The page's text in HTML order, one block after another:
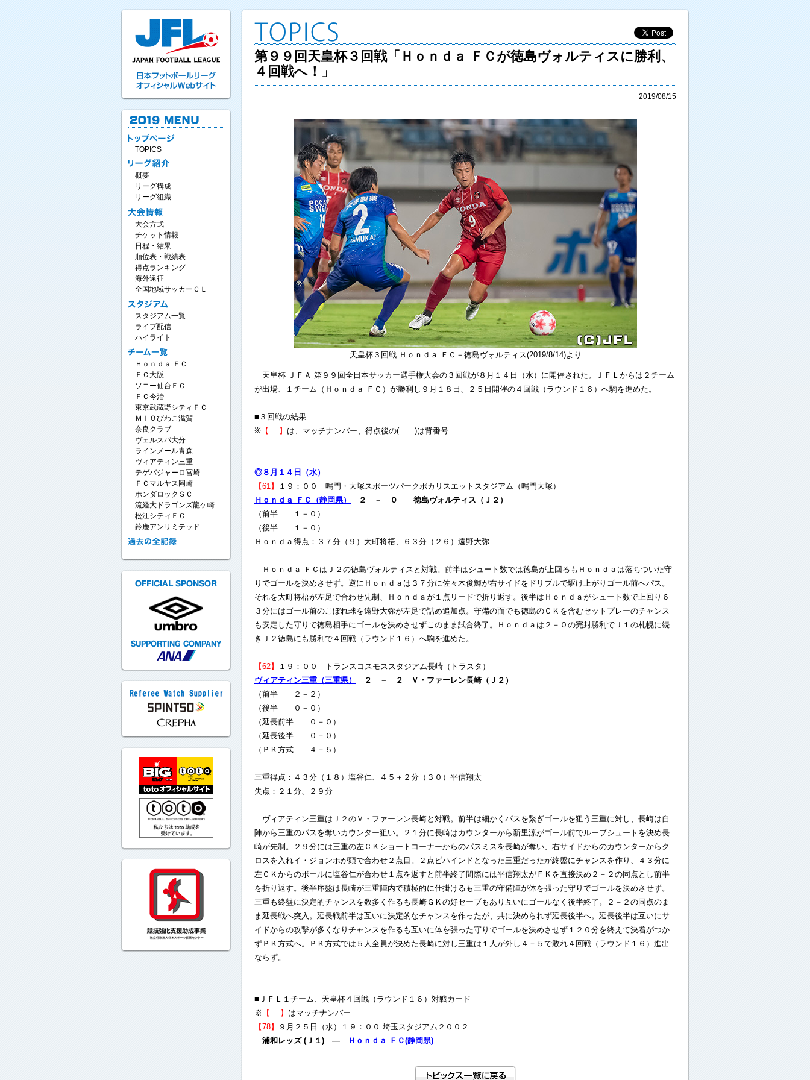
第９９回天皇杯３回戦「Ｈｏｎｄａ ＦＣが徳島ヴォルティスに勝利、
４回戦へ！」
2019/08/15
天皇杯３回戦 Ｈｏｎｄａ ＦＣ－徳島ヴォルティス(2019/8/14)より
天皇杯 ＪＦＡ 第９９回全日本サッカー選手権大会の３回戦が８月１４日（水）に開催された。ＪＦＬからは２チーム
が出場、１チーム（Ｈｏｎｄａ ＦＣ）が勝利し９月１８日、２５日開催の４回戦（ラウンド１６）へ駒を進めた。
■３回戦の結果
※ 【 】 は、マッチナンバー、得点後の( )は背番号
◎８月１４日（水）
【61】
１９：００ 鳴門・大塚スポーツパークポカリスエットスタジアム（鳴門大塚）
Ｈｏｎｄａ ＦＣ（静岡県）
２ － ０ 徳島ヴォルティス（Ｊ２）
（前半 １－０）
（後半 １－０）
Ｈｏｎｄａ得点：３７分（９）大町将梧、６３分（２６）遠野大弥
Ｈｏｎｄａ ＦＣはＪ２の徳島ヴォルティスと対戦。前半はシュート数では徳島が上回るもＨｏｎｄａは落ちついた守
りでゴールを決めさせず。逆にＨｏｎｄａは３７分に佐々木俊輝が右サイドをドリブルで駆け上がりゴール前へパス。
それを大町将梧が左足で合わせ先制、Ｈｏｎｄａが１点リードで折り返す。後半はＨｏｎｄａがシュート数で上回り６
３分にはゴール前のこぼれ球を遠野大弥が左足で詰め追加点。守備の面でも徳島のＣＫを含むセットプレーのチャンス
も安定した守りで徳島相手にゴールを決めさせずこのまま試合終了。Ｈｏｎｄａは２－０の完封勝利でＪ１の札幌に続
きＪ２徳島にも勝利で４回戦（ラウンド１６）へ駒を進めた。
【62】
１９：００ トランスコスモススタジアム長崎（トラスタ）
ヴィアティン三重（三重県）
２ － ２ Ｖ・ファーレン長崎（Ｊ２）
（前半 ２－２）
（後半 ０－０）
（延長前半 ０－０）
（延長後半 ０－０）
（ＰＫ方式 ４－５）
三重得点：４３分（１８）塩谷仁、４５＋２分（３０）平信翔太
失点：２１分、２９分
ヴィアティン三重はＪ２のＶ・ファーレン長崎と対戦。前半は細かくパスを繋ぎゴールを狙う三重に対し、長崎は自
陣から三重のパスを奪いカウンター狙い。２１分に長崎はカウンターから新里涼がゴール前でループシュートを決め長
崎が先制。２９分には三重の左ＣＫショートコーナーからのパスミスを長崎が奪い、右サイドからのカウンターからク
ロスを入れイ・ジョンホが頭で合わせ２点目。２点ビハインドとなった三重だったが終盤にチャンスを作り、４３分に
左ＣＫからのボールに塩谷仁が合わせ１点を返すと前半終了間際には平信翔太がＦＫを直接決め２－２の同点とし前半
を折り返す。後半序盤は長崎が三重陣内で積極的に仕掛けるも三重の守備陣が体を張った守りでゴールを決めさせず。
三重も終盤に決定的チャンスを数多く作るも長崎ＧＫの好セーブもあり互いにゴールなく後半終了。２－２の同点のま
ま延長戦へ突入。延長戦前半は互いに決定的なチャンスを作ったが、共に決められず延長後半へ。延長後半は互いにサ
イドからの攻撃が多くなりチャンスを作るも互いに体を張った守りでゴールを決めさせず１２０分を終えて決着がつか
ずＰＫ方式へ。ＰＫ方式では５人全員が決めた長崎に対し三重は１人が外し４－５で敗れ４回戦（ラウンド１６）進出
ならず。
■ＪＦＬ１チーム、天皇杯４回戦（ラウンド１６）対戦カード
※
【 】 はマッチナンバー
【78】
９月２５日（水）１９：００ 埼玉スタジアム２００２
浦和レッズ (Ｊ１) ―
Ｈｏｎｄａ ＦＣ(静岡県)
TOPICS
概要
リーグ構成
リーグ組織
大会方式
チケット情報
日程・結果
順位表・戦績表
得点ランキング
海外遠征
全国地域サッカーＣＬ
スタジアム一覧
ライブ配信
ハイライト
Ｈｏｎｄａ ＦＣ
ＦＣ大阪
ソニー仙台ＦＣ
ＦＣ今治
東京武蔵野シティＦＣ
ＭＩＯびわこ滋賀
奈良クラブ
ヴェルスパ大分
ラインメール青森
ヴィアティン三重
テゲバジャーロ宮崎
ＦＣマルヤス岡崎
ホンダロックＳＣ
流経大ドラゴンズ龍ケ崎
松江シティＦＣ
鈴鹿アンリミテッド